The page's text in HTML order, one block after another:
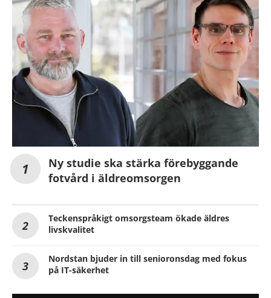
Ny studie ska stärka förebyggande
fotvård i äldreomsorgen
Teckenspråkigt omsorgsteam ökade äldres
livskvalitet
Nordstan bjuder in till senioronsdag med fokus
på IT-säkerhet